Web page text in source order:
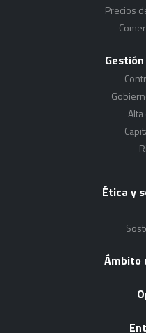
Precios
Ética y
Ámbito